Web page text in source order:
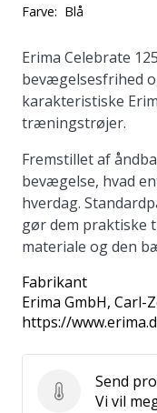
Farve: Blå
Erima Celebrate
bevægelsesfrihed
karakteristiske
træningstrøjer.
Fremstillet af
bevægelse, hvad
hverdag.
gør dem praktiske
materiale og den
Fabrikant
Erima GmbH, Carl-
https://
Send
Send
Vi vil